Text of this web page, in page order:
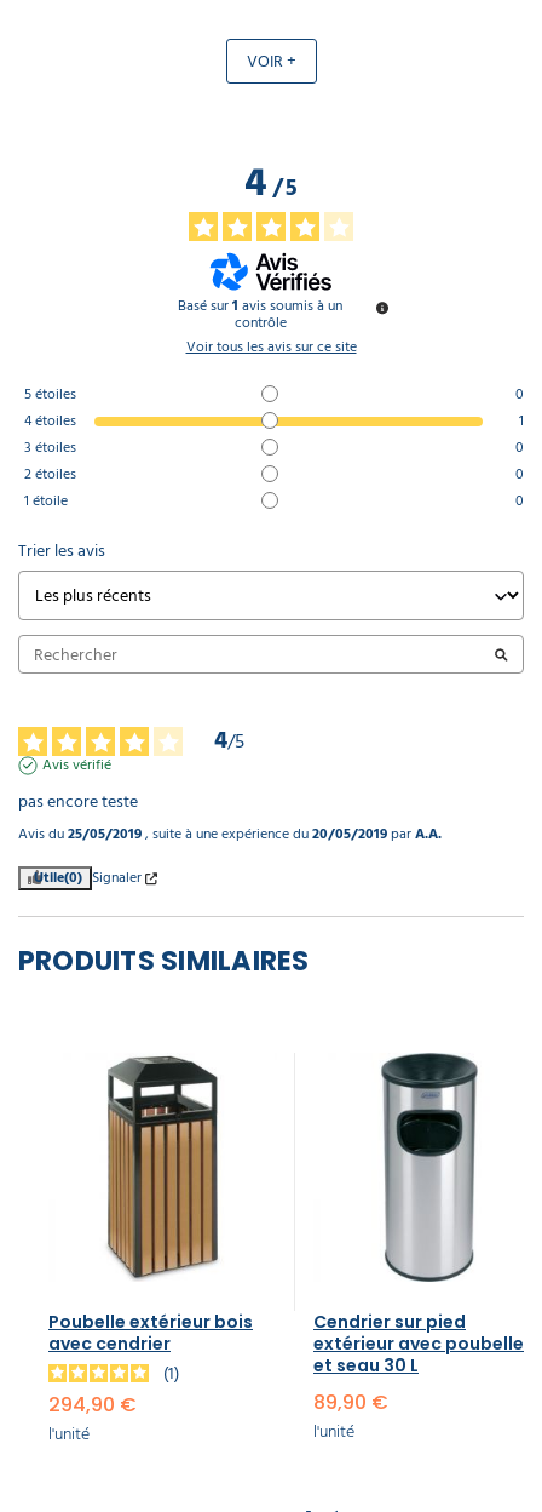
VOIR +
PRODUITS SIMILAIRES
Poubelle extérieur bois
avec cendrier
1
294,90 €
l'unité
Cendrier sur pied
extérieur avec poubelle
et seau 30 L
89,90 €
l'unité
4/5
Basé sur1 avis soumis à un
contrôle
Voir tous les avis sur ce site
5étoiles
0
4étoiles
1
3 étoiles
0
2étoiles
0
1 étoile 0
Trier les avis
4/5
Avis vérifié
pas encore teste
Avis du25/05/2019, suite à une expérience du20/05/2019parA.A.
Utile(0) Signaler